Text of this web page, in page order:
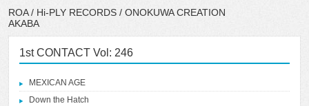
ROA / Hi-PLY RECORDS / ONOKUWA CREATION
AKABA
1st CONTACT Vol: 246
MEXICAN AGE
Down the Hatch